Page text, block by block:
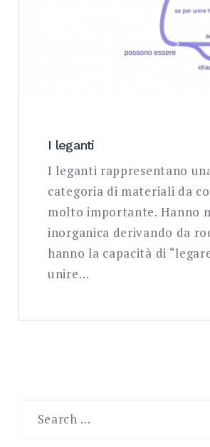
I leganti
I leganti rappresentano
categoria di materiali da
molto importante. Hanno
inorganica derivando da
hanno la capacità di
unire…